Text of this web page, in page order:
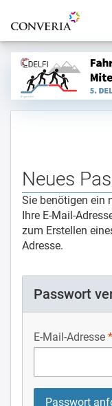
Zur Startseite
Neues
Sie benötigen ein
Ihre E-Mail-
zum Erstellen
Adresse.
Passwort
E-Mail-Adresse